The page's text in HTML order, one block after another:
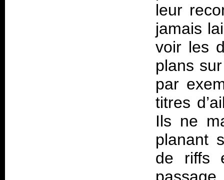
leur
jamais
voir les
plans sur
par
titres
Ils ne
planant
de riffs